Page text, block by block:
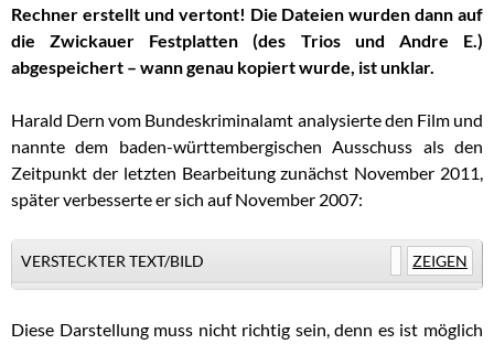
Rechner erstellt und vertont! Die Dateien wurden dann auf
die Zwickauer Festplatten (des Trios und Andre E.)
abgespeichert – wann genau kopiert wurde, ist unklar.
Harald Dern vom Bundeskriminalamt analysierte den Film und
nannte dem baden-württembergischen Ausschuss als den
Zeitpunkt der letzten Bearbeitung zunächst November 2011,
später verbesserte er sich auf November 2007:
VERSTECKTER TEXT/BILD ZEIGEN
Diese Darstellung muss nicht richtig sein, denn es ist möglich